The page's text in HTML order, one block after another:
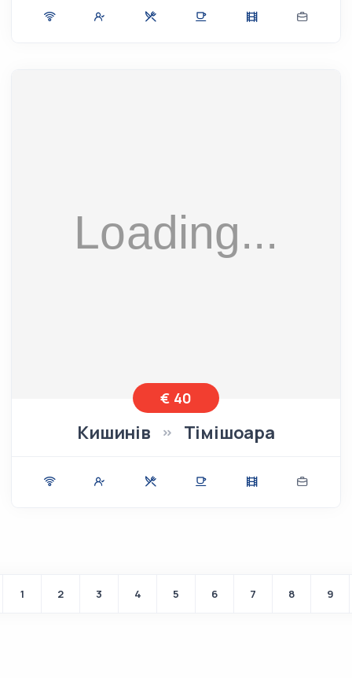
€ 40
Кишинів Тімішоара
1 2 3 4 5 6 7 8 9